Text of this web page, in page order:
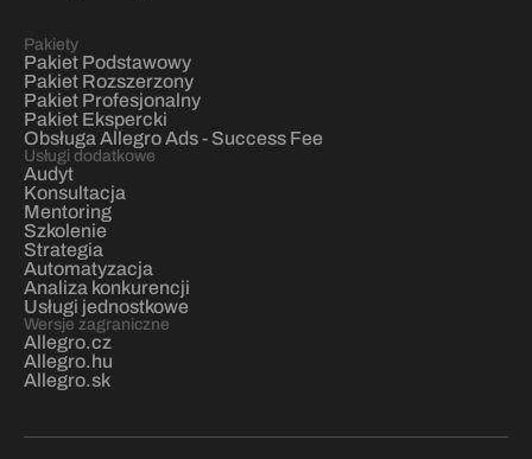
Pakiety
Pakiet Podstawowy
Pakiet Rozszerzony
Pakiet Profesjonalny
Pakiet Ekspercki
Obsługa Allegro Ads - Success Fee
Usługi dodatkowe
Audyt
Konsultacja
Mentoring
Szkolenie
Strategia
Automatyzacja
Analiza konkurencji
Usługi jednostkowe
Wersje zagraniczne
Allegro.cz
Allegro.hu
Allegro.sk